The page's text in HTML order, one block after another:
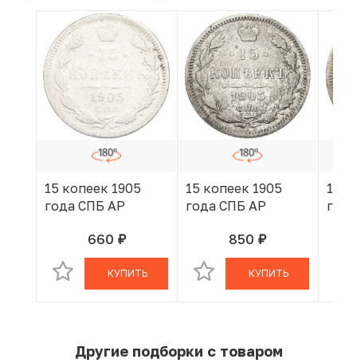
15 копеек 1905
года СПБ АР
660 руб.
В КОРЗИНЕ
КУПИТЬ
15 копеек 1905
года СПБ АР
850 руб.
В КОРЗИНЕ
КУПИТЬ
15
Другие подборки с товаром